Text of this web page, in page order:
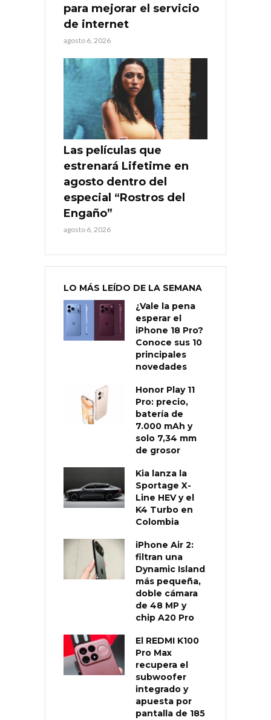
para mejorar el servicio
de internet
agosto 6, 2026
Las películas que
estrenará Lifetime en
agosto dentro del
especial “Rostros del
Engaño”
agosto 6, 2026
LO MÁS LEÍDO DE LA SEMANA
¿Vale la pena
esperar el
iPhone 18 Pro?
Conoce sus 10
principales
novedades
Honor Play 11
Pro: precio,
batería de
7.000 mAh y
solo 7,34 mm
de grosor
Kia lanza la
Sportage X-
Line HEV y el
K4 Turbo en
Colombia
iPhone Air 2:
filtran una
Dynamic Island
más pequeña,
doble cámara
de 48 MP y
chip A20 Pro
El REDMI K100
Pro Max
recupera el
subwoofer
integrado y
apuesta por
pantalla de 185